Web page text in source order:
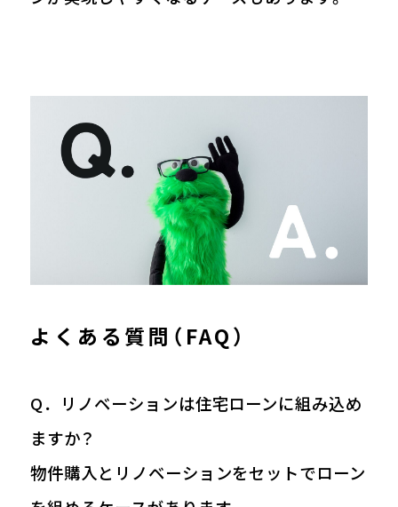
よくある質問（FAQ）
Q．リノベーションは住宅ローンに組み込め
ますか？
物件購入とリノベーションをセットでローン